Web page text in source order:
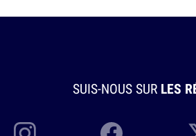
SUIS-NOUS SUR LES